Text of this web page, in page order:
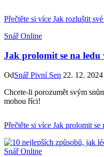
Přečtěte si více Jak rozluštit
Snář Online
Jak prolomit se na
OdSnář Pivní Sen 22. 12. 2024
Chcete-li porozumět svým
mohou říci!
Přečtěte si více Jak prolomit se
Snář Online